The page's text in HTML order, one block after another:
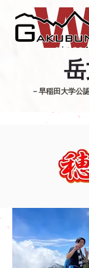
－早稲田大学公